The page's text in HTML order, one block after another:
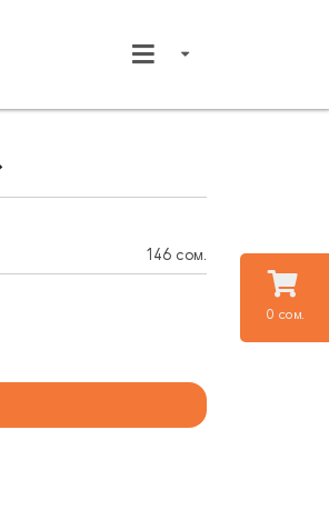
0 сом.
146 сом.